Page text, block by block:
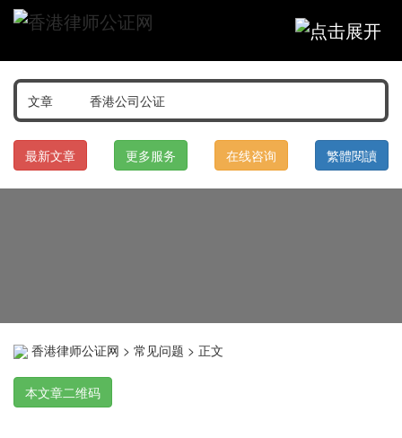
最新文章 更多服务 在线咨询 繁體閱讀
香港律师公证网 > 常见问题 > 正文
本文章二维码